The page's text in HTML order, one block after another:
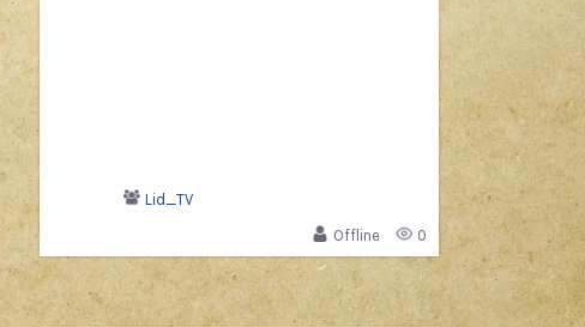
Lid_TV
Offline
0